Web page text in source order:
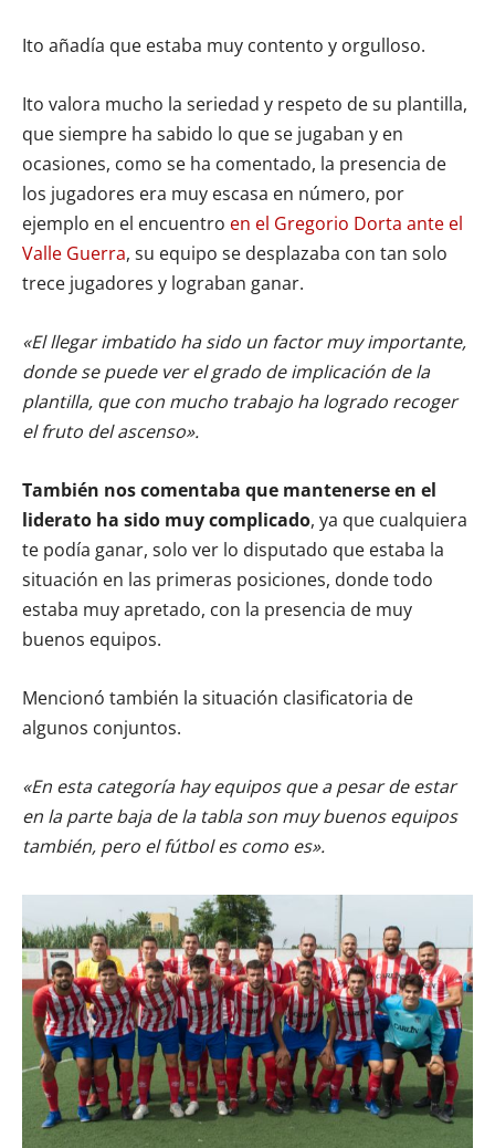
Ito añadía que estaba muy contento y orgulloso.
Ito valora mucho la seriedad y respeto de su plantilla,
que siempre ha sabido lo que se jugaban y en
ocasiones, como se ha comentado, la presencia de
los jugadores era muy escasa en número, por
ejemplo en el encuentro en el Gregorio Dorta ante el
Valle Guerra, su equipo se desplazaba con tan solo
trece jugadores y lograban ganar.
«El llegar imbatido ha sido un factor muy importante,
donde se puede ver el grado de implicación de la
plantilla, que con mucho trabajo ha logrado recoger
el fruto del ascenso».
También nos comentaba que mantenerse en el
liderato ha sido muy complicado, ya que cualquiera
te podía ganar, solo ver lo disputado que estaba la
situación en las primeras posiciones, donde todo
estaba muy apretado, con la presencia de muy
buenos equipos.
Mencionó también la situación clasificatoria de
algunos conjuntos.
«En esta categoría hay equipos que a pesar de estar
en la parte baja de la tabla son muy buenos equipos
también, pero el fútbol es como es».